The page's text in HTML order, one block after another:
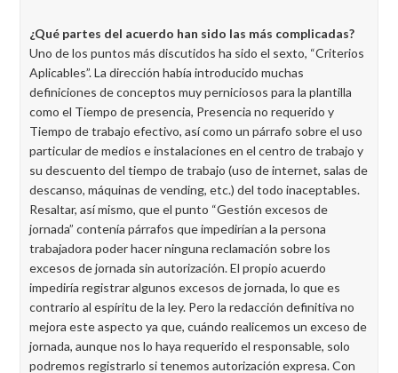
¿Qué partes del acuerdo han sido las más complicadas?
Uno de los puntos más discutidos ha sido el sexto, “Criterios
Aplicables”. La dirección había introducido muchas
definiciones de conceptos muy perniciosos para la plantilla
como el Tiempo de presencia, Presencia no requerido y
Tiempo de trabajo efectivo, así como un párrafo sobre el uso
particular de medios e instalaciones en el centro de trabajo y
su descuento del tiempo de trabajo (uso de internet, salas de
descanso, máquinas de vending, etc.) del todo inaceptables.
Resaltar, así mismo, que el punto “Gestión excesos de
jornada” contenía párrafos que impedirían a la persona
trabajadora poder hacer ninguna reclamación sobre los
excesos de jornada sin autorización. El propio acuerdo
impediría registrar algunos excesos de jornada, lo que es
contrario al espíritu de la ley. Pero la redacción definitiva no
mejora este aspecto ya que, cuándo realicemos un exceso de
jornada, aunque nos lo haya requerido el responsable, solo
podremos registrarlo si tenemos autorización expresa. Con